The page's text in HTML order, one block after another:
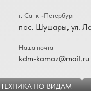
kdm-kamaz@mail.ru
Наша почта
пос. Шушары, ул.
г. Санкт-Петербург
ТЕХНИКА ПО ВИДАМ